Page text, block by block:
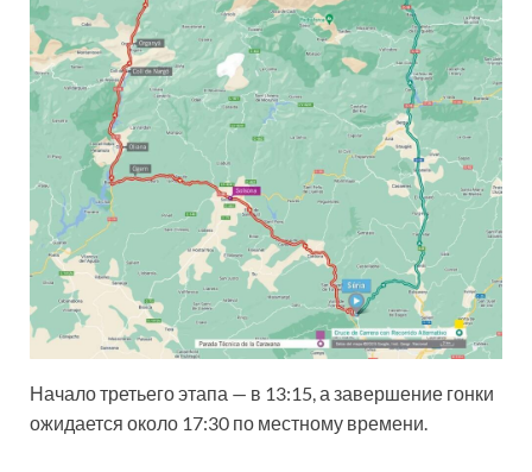
Начало третьего этапа — в 13:15, а завершение гонки
ожидается около 17:30 по местному времени.